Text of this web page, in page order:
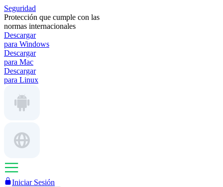
Seguridad
Protección que cumple con las
normas internacionales
Descargar
para Windows
Descargar
para Mac
Descargar
para Linux
Iniciar Sesión